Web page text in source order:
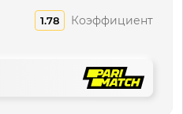
1.78 Коэффициент